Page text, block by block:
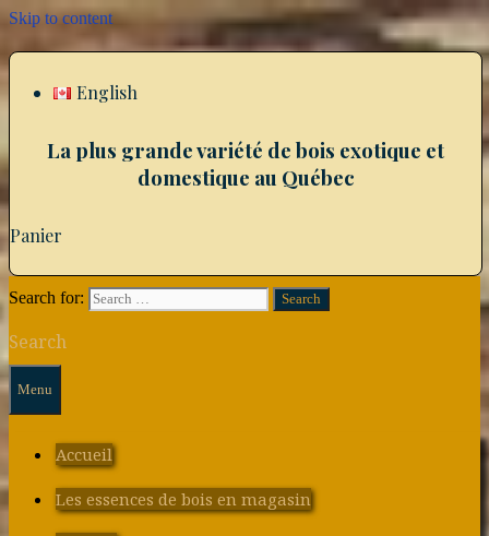
Skip to content
English
La plus grande variété de bois exotique et
domestique au Québec
Panier
Search for:
Search
Menu
Accueil
Les essences de bois en magasin